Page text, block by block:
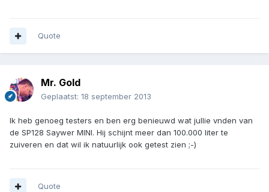
Quote
Mr. Gold
Geplaatst: 18 september 2013
Ik heb genoeg testers en ben erg benieuwd wat jullie vnden van
de SP128 Saywer MINI. Hij schijnt meer dan 100.000 liter te
zuiveren en dat wil ik natuurlijk ook getest zien ;-)
Quote